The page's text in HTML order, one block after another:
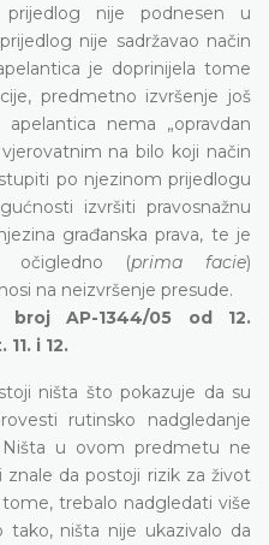
prijedlog nije podnesen u
nije sadržavao način
je doprinijela tome
predmetno izvršenje još
nema „opravdan
na bilo koji način
po njezinom prijedlogu
izvršiti pravosnažnu
građanska prava, te je
očigledno (prima facie)
na neizvršenje presude.
AP-1344/05 od 12.
i 12.
ništa što pokazuje da su
rutinsko nadgledanje
Ništa u ovom predmetu ne
da postoji rizik za život
trebalo nadgledati više
ništa nije ukazivalo da